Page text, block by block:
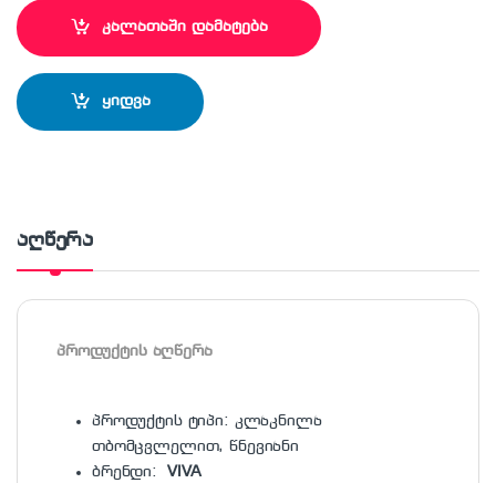
კალათაში დამატება
ყიდვა
აღწერა
პროდუქტის აღწერა
პროდუქტის ტიპი: კლაკნილა
თბომცვლელით, წნევიანი
ბრენდი: VIVA